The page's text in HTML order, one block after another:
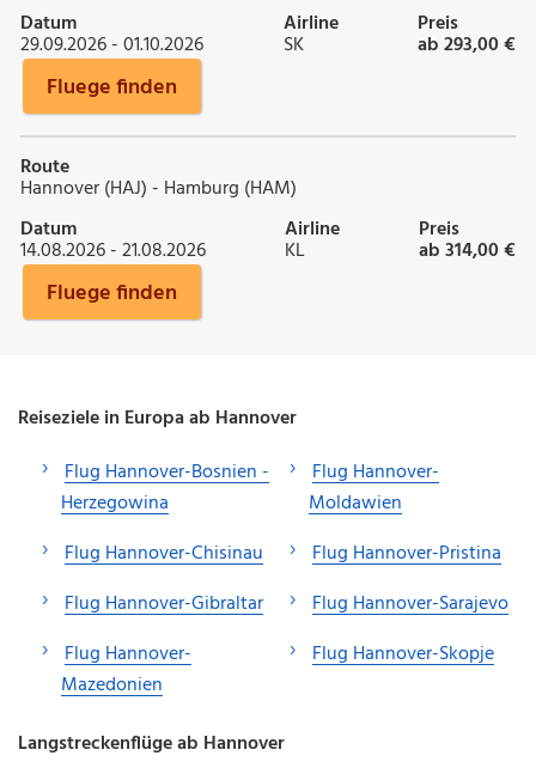
Datum
29.09.2026 - 01.10.2026
Airline
SK
Preis
ab 293,00 €
Fluege finden
Route
Hannover (HAJ) - Hamburg (HAM)
Datum
14.08.2026 - 21.08.2026
Airline
KL
Preis
ab 314,00 €
Fluege finden
Reiseziele in Europa ab Hannover
Flug Hannover-Bosnien -
Herzegowina
Flug Hannover-Chisinau
Flug Hannover-Gibraltar
Flug Hannover-
Mazedonien
Flug Hannover-
Moldawien
Flug Hannover-Pristina
Flug Hannover-Sarajevo
Flug Hannover-Skopje
Langstreckenflüge ab Hannover